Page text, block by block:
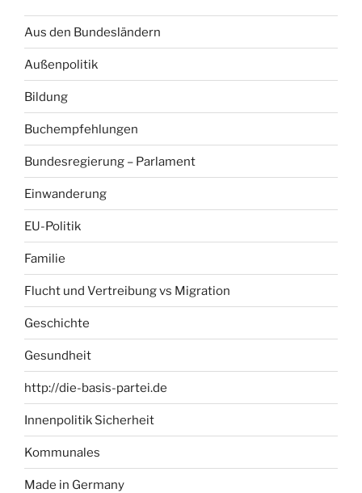
Aus den Bundesländern
Außenpolitik
Bildung
Buchempfehlungen
Bundesregierung – Parlament
Einwanderung
EU-Politik
Familie
Flucht und Vertreibung vs Migration
Geschichte
Gesundheit
http://die-basis-partei.de
Innenpolitik Sicherheit
Kommunales
Made in Germany